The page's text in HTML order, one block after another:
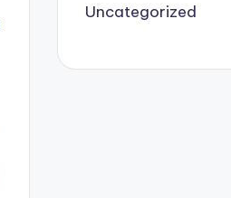
Uncategorized